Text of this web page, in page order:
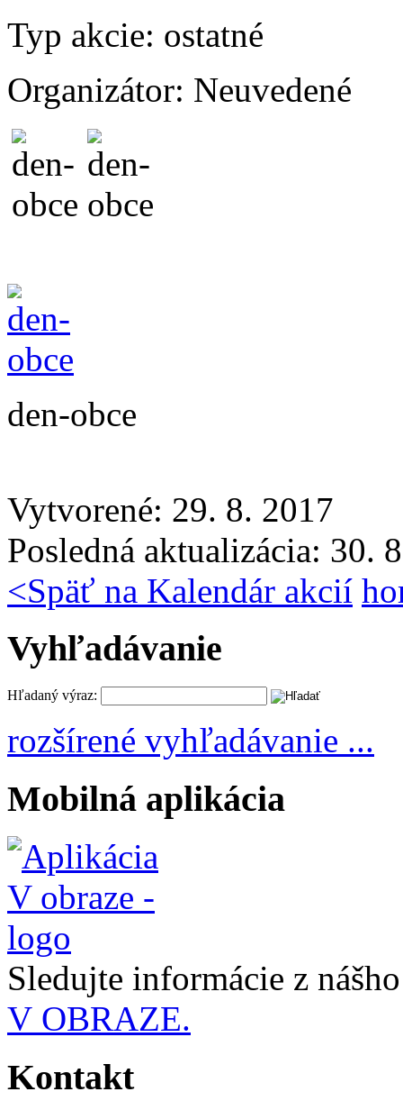
Typ akcie: ostatné
Organizátor: Neuvedené
den-obce
Vytvorené: 29. 8. 2017
Posledná aktualizácia: 30.
<Späť na Kalendár akcií
Vyhľadávanie
Hľadaný výraz:
rozšírené vyhľadávanie ...
Mobilná aplikácia
Sledujte informácie z
V OBRAZE.
Kontakt